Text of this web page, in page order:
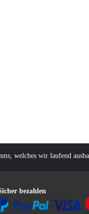
welches wir laufend
bezahlen